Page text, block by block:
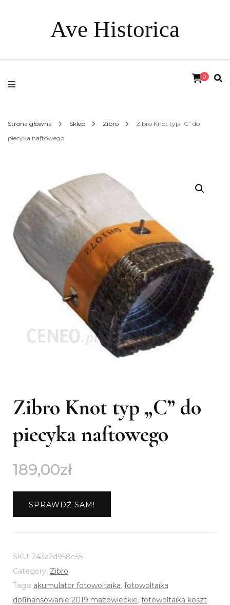
Ave Historica
0
Strona główna Sklep Zibro
Zibro Knot typ „C” do
piecyka naftowego
Zibro Knot typ „C” do
piecyka naftowego
189,00zł
SPRAWDŹ SAM!
SKU: 243a2d958e55
Category: Zibro
Tags: akumulator fotowoltaika, fotowoltaika
dofinansowanie 2019 mazowieckie, fotowoltaika koszt